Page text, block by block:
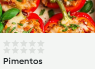
Pimentos